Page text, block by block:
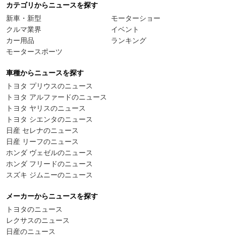
カテゴリからニュースを探す
新車・新型
クルマ業界
カー用品
モータースポーツ
モーターショー
イベント
ランキング
車種からニュースを探す
トヨタ プリウスのニュース
トヨタ アルファードのニュース
トヨタ ヤリスのニュース
トヨタ シエンタのニュース
日産 セレナのニュース
日産 リーフのニュース
ホンダ ヴェゼルのニュース
ホンダ フリードのニュース
スズキ ジムニーのニュース
メーカーからニュースを探す
トヨタのニュース
レクサスのニュース
日産のニュース